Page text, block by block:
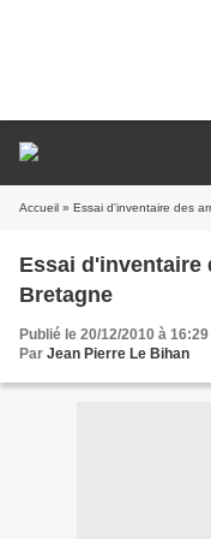
Accueil » Essai d'inventaire des
Essai d'inventaire
Bretagne
Publié le 20/12/2010 à 16:29
Par Jean Pierre Le Bihan